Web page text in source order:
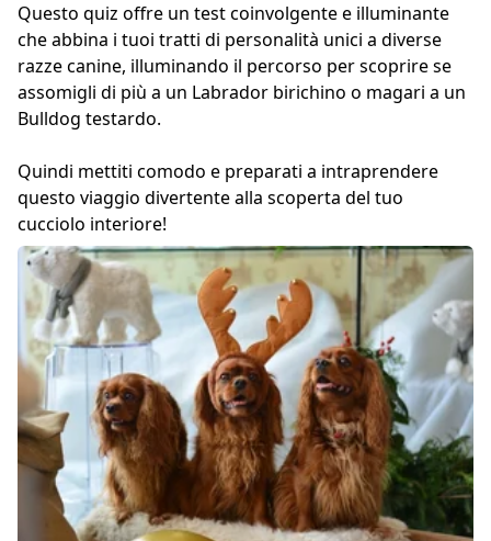
Questo quiz offre un test coinvolgente e illuminante
che abbina i tuoi tratti di personalità unici a diverse
razze canine, illuminando il percorso per scoprire se
assomigli di più a un Labrador birichino o magari a un
Bulldog testardo.
Quindi mettiti comodo e preparati a intraprendere
questo viaggio divertente alla scoperta del tuo
cucciolo interiore!